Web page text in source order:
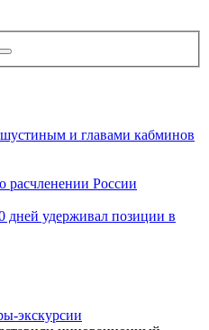
и главами кабминов
расчленении России
дней удерживал позиции в
экскурсии